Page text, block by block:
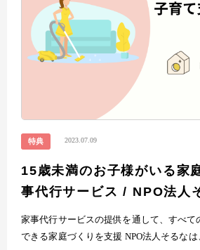
特典 2023.07.09
15歳未満のお子様がいる家
事代行サービス / NPO法人
家事代行サービスの提供を通して、すべて
できる家庭づくりを支援 NPO法人そ